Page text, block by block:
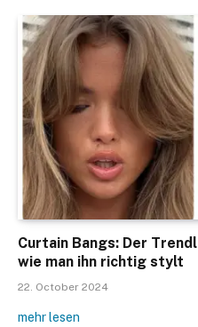
Curtain Bangs: Der
wie man ihn richtig stylt
22. October 2024
mehr lesen